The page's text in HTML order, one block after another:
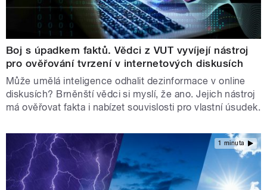
Boj s úpadkem faktů. Vědci z VUT vyvíjejí nástroj
pro ověřování tvrzení v internetových diskusích
Může umělá inteligence odhalit dezinformace v online
diskusích? Brněnští vědci si myslí, že ano. Jejich nástroj
má ověřovat fakta i nabízet souvislosti pro vlastní úsudek.
1 minuta